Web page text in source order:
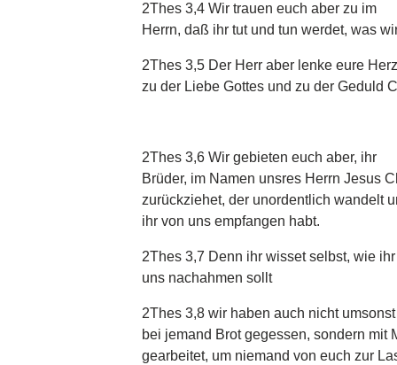
2Thes 3,4 Wir trauen euch aber zu im
Herrn, daß ihr tut und tun werdet, was
2Thes 3,5 Der Herr aber lenke eure
zu der Liebe Gottes und zu der Geduld
2Thes 3,6 Wir gebieten euch aber, ihr
Brüder, im Namen unsres Herrn Jesus
zurückziehet, der unordentlich wandelt
ihr von uns empfangen habt.
2Thes 3,7 Denn ihr wisset selbst, wie ihr
uns nachahmen sollt
2Thes 3,8 wir haben auch nicht umsonst
bei jemand Brot gegessen, sondern mit
gearbeitet, um niemand von euch zur